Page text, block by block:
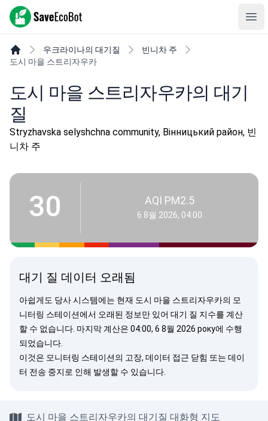
SaveEcoBot
우크라이나의 대기질
빈니차 주
도시 마을 스트리자우카
도시 마을 스트리자우카의 대기
질
Stryzhavska selyshchna community, Вінницький район, 빈
니차 주
30 AQI PM2.5
6 8월 2026, 04:00
대기 질 데이터 오래됨
아쉽게도 당사 시스템에는 현재 도시 마을 스트리자우카의 모
니터링 스테이션에서 오래된 정보만 있어 대기 질 지수를 계산
할 수 없습니다. 마지막 계산은 04:00, 6 8월 2026 року에 수행
되었습니다.
이것은 모니터링 스테이션의 고장, 데이터 접근 닫힘 또는 데이
터 전송 중지로 인해 발생할 수 있습니다.
도시 마을 스트리자우카의 대기질 대화형 지도